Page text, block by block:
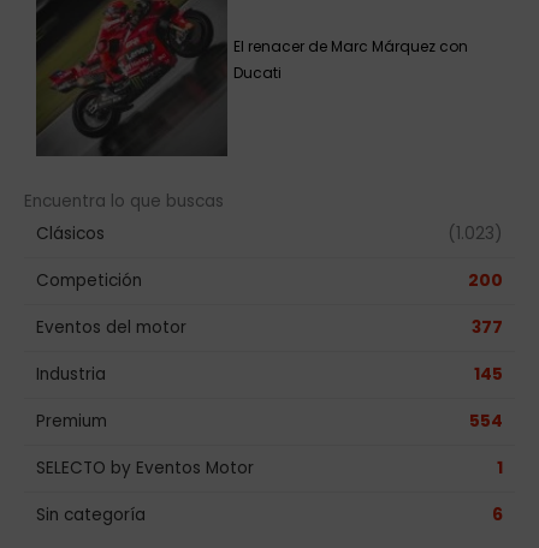
El renacer de Marc Márquez con
Ducati
Encuentra lo que buscas
Clásicos
(1.023)
Competición 200
Eventos del motor 377
Industria 145
Premium 554
SELECTO by Eventos Motor 1
Sin categoría 6